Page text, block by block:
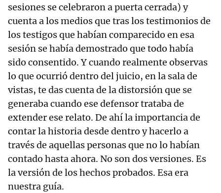
sesiones se celebraron a puerta cerrada) y
cuenta a los medios que tras los testimonios de
los testigos que habían comparecido en esa
sesión se había demostrado que todo había
sido consentido. Y cuando realmente observas
lo que ocurrió dentro del juicio, en la sala de
vistas, te das cuenta de la distorsión que se
generaba cuando ese defensor trataba de
extender ese relato. De ahí la importancia de
contar la historia desde dentro y hacerlo a
través de aquellas personas que no lo habían
contado hasta ahora. No son dos versiones. Es
la versión de los hechos probados. Esa era
nuestra guía.